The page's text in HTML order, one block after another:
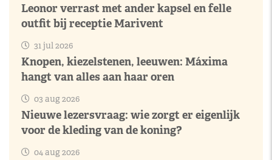
Leonor verrast met ander kapsel en felle
outfit bij receptie Marivent
31 jul 2026
Knopen, kiezelstenen, leeuwen: Máxima
hangt van alles aan haar oren
03 aug 2026
Nieuwe lezersvraag: wie zorgt er eigenlijk
voor de kleding van de koning?
04 aug 2026